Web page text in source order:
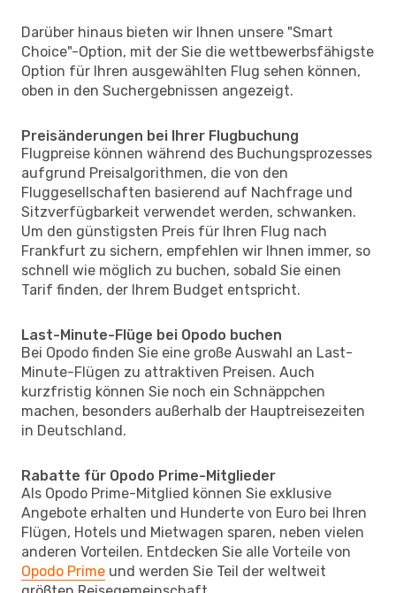
Darüber hinaus bieten wir Ihnen unsere "Smart
Choice"-Option, mit der Sie die wettbewerbsfähigste
Option für Ihren ausgewählten Flug sehen können,
oben in den Suchergebnissen angezeigt.
Preisänderungen bei Ihrer Flugbuchung
Flugpreise können während des Buchungsprozesses
aufgrund Preisalgorithmen, die von den
Fluggesellschaften basierend auf Nachfrage und
Sitzverfügbarkeit verwendet werden, schwanken.
Um den günstigsten Preis für Ihren Flug nach
Frankfurt zu sichern, empfehlen wir Ihnen immer, so
schnell wie möglich zu buchen, sobald Sie einen
Tarif finden, der Ihrem Budget entspricht.
Last-Minute-Flüge bei Opodo buchen
Bei Opodo finden Sie eine große Auswahl an Last-
Minute-Flügen zu attraktiven Preisen. Auch
kurzfristig können Sie noch ein Schnäppchen
machen, besonders außerhalb der Hauptreisezeiten
in Deutschland.
Rabatte für Opodo Prime-Mitglieder
Als Opodo Prime-Mitglied können Sie exklusive
Angebote erhalten und Hunderte von Euro bei Ihren
Flügen, Hotels und Mietwagen sparen, neben vielen
anderen Vorteilen. Entdecken Sie alle Vorteile von
Opodo Prime und werden Sie Teil der weltweit